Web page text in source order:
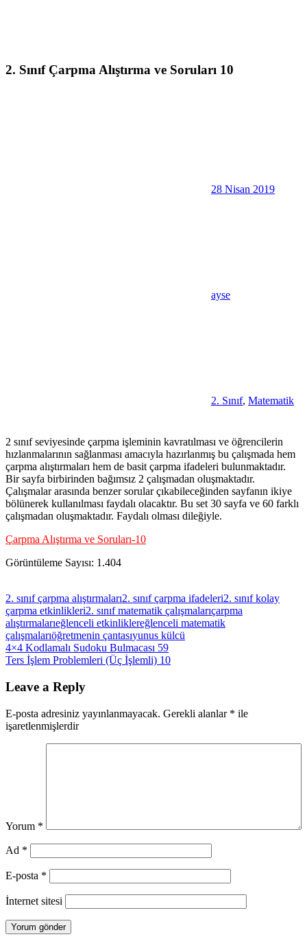
2. Sınıf Çarpma Alıştırma ve Soruları 10
28 Nisan 2019
ayse
2. Sınıf, Matematik
2 sınıf seviyesinde çarpma işleminin kavratılması ve öğrencilerin
hızlanmalarının sağlanması amacıyla hazırlanmış bu çalışmada hem
çarpma alıştırmaları hem de basit çarpma ifadeleri bulunmaktadır.
Bir sayfa birbirinden bağımsız 2 çalışmadan oluşmaktadır.
Çalışmalar arasında benzer sorular çıkabileceğinden sayfanın ikiye
bölünerek kullanılması faydalı olacaktır. Bu set 30 sayfa ve 60 farklı
çalışmadan oluşmaktadır. Faydalı olması dileğiyle.
Çarpma Alıştırma ve Soruları-10
Görüntüleme Sayısı: 1.404
2. sınıf çarpma alıştırmaları2. sınıf çarpma ifadeleri2. sınıf kolay
çarpma etkinlikleri2. sınıf matematik çalışmalarıçarpma
alıştırmalarıeğlenceli etkinliklereğlenceli matematik
çalışmalarıöğretmenin çantasıyunus külcü
Yazı
gezinmesi
Previous
Post:
4×4 Kodlamalı Sudoku Bulmacası 59
Next
Ters İşlem Problemleri (Üç İşlemli) 10
Leave a Reply
E-posta adresiniz yayınlanmayacak. Gerekli alanlar * ile
işaretlenmişlerdir
Yorum *
Ad *
E-posta *
İnternet sitesi